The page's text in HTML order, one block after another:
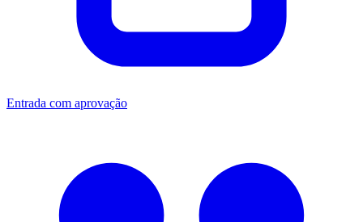
Entrada com aprovação